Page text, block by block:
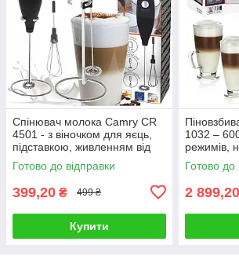
Спінювач молока Camry CR
4501 - з віночком для яєць,
підставкою, живленням від
батарейок
Готово до відправки
399,20 ₴ 499 ₴
Купити
1032 –
режимів,
Готово до
2 899,20